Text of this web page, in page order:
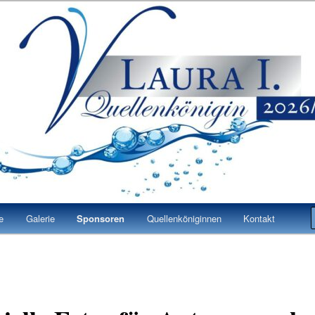
Vilbel
I.
Galerie Sponsoren Quellenköniginnen Kontakt